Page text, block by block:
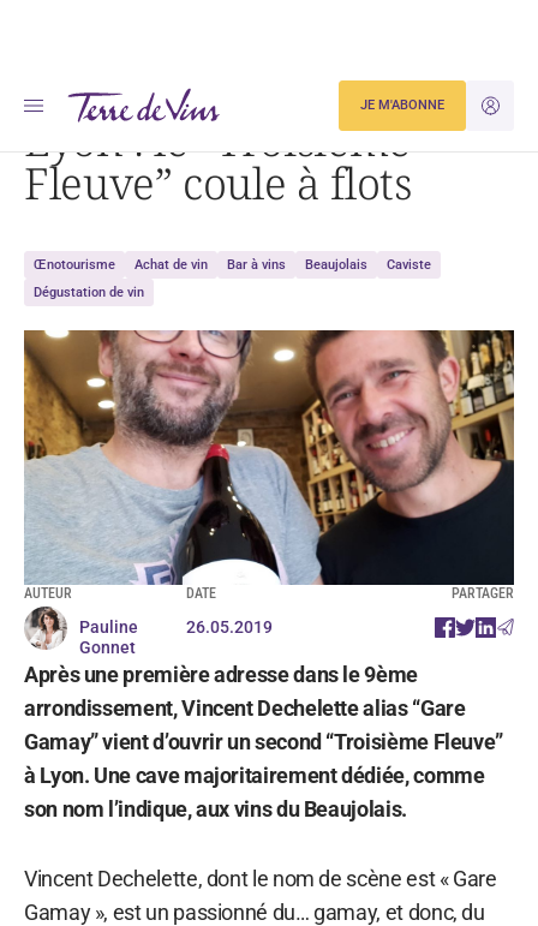
JE
JE M'ABONNE
Accueil Lyon : le « Troisième Fleuve » coule à flots
Lyon : le “Troisième
Fleuve” coule à flots
Œnotourisme Achat de vin Bar à vins Beaujolais
Caviste
Dégustation de vin
AUTEUR
Pauline
Gonnet
DATE
26.05.2019
PARTAGER
Après une première adresse dans le 9ème
arrondissement, Vincent Dechelette alias “Gare
Gamay” vient d’ouvrir un second “Troisième Fleuve”
à Lyon. Une cave majoritairement dédiée, comme
son nom l’indique, aux vins du Beaujolais.
Vincent Dechelette, dont le nom de scène est « Gare
Gamay », est un passionné du… gamay, et donc, du